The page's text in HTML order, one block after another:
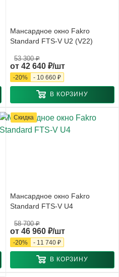
Мансардное окно Fakro
Standard FTS-V U2 (V22)
от 42 640 ₽/шт
53 300 ₽
-20% - 10 660 ₽
В КОРЗИНУ
Скидка
Мансардное окно Fakro
Standard FTS-V U4
от 46 960 ₽/шт
58 700 ₽
-20% - 11 740 ₽
В КОРЗИНУ